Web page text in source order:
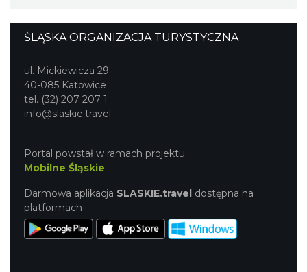
ŚLĄSKA ORGANIZACJA TURYSTYCZNA
ul. Mickiewicza 29
40-085 Katowice
tel. (32) 207 207 1
info@slaskie.travel
Portal powstał w ramach projektu
Mobilne Śląskie
Darmowa aplikacja SLASKIE.travel dostępna na
platformach